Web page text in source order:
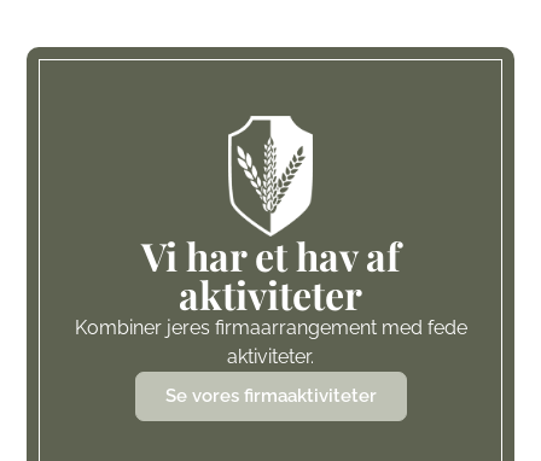
Vi har et hav af
aktiviteter​
Kombiner jeres firmaarrangement med fede
aktiviteter.
Se vores firmaaktiviteter